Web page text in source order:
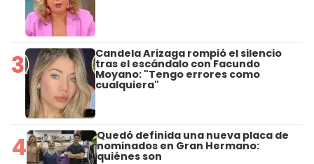
3 Candela Arizaga rompió el silencio
tras el escándalo con Facundo
Moyano: "Tengo errores como
cualquiera"
4 Quedó definida una nueva placa de
nominados en Gran Hermano:
quiénes son